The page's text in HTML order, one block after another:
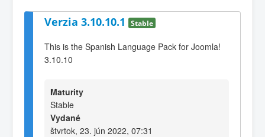
Verzia 3.10.10.1 Stable
This is the Spanish Language Pack for Joomla!
3.10.10
Maturity
Stable
Vydané
štvrtok, 23. jún 2022, 07:31